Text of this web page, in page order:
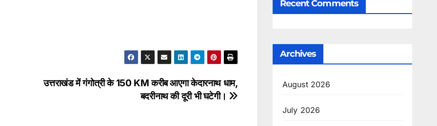
उत्तराखंड में गंगोत्री के 150 KM करीब आएगा केदारनाथ धाम,
बदरीनाथ की दूरी भी घटेगी।
Recent Comments
Archives
August 2026
July 2026